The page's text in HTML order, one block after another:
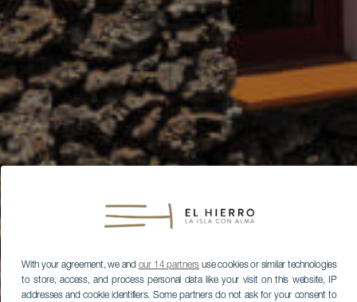
With your agreement, we and our 14 partners use cookies or similar technologies
to store, access, and process personal data like your visit on this website, IP
addresses and cookie identifiers. Some partners do not ask for your consent to